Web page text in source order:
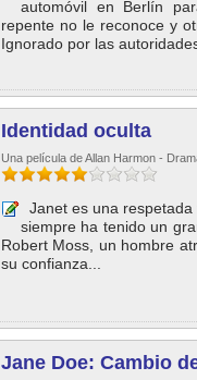
automóvil en Berlín
repente no le reconoce y
Ignorado por las
Identidad oculta
Una película de Allan Harmon -
Janet es una
siempre ha tenido un
Robert Moss, un hombre
su confianza...
Jane Doe: Cambio